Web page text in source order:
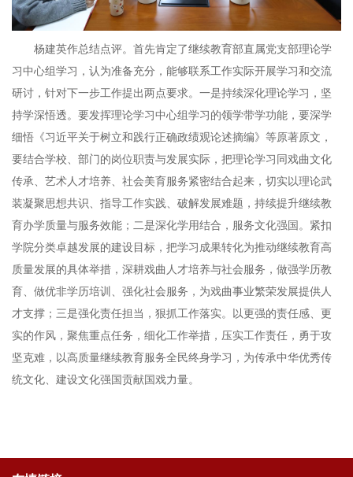
杨建英作总结点评。首先肯定了继续教育部直属党支部理论学
习中心组学习，认为准备充分，能够联系工作实际开展学习和交流
研讨，针对下一步工作提出两点要求。一是持续深化理论学习，坚
持学深悟透。要发挥理论学习中心组学习的领学带学功能，要深学
细悟《习近平关于树立和践行正确政绩观论述摘编》等原著原文，
要结合学校、部门的岗位职责与发展实际，把理论学习同戏曲文化
传承、艺术人才培养、社会美育服务紧密结合起来，切实以理论武
装凝聚思想共识、指导工作实践、破解发展难题，持续提升继续教
育办学质量与服务效能；二是深化学用结合，服务文化强国。紧扣
学院分类卓越发展的建设目标，把学习成果转化为推动继续教育高
质量发展的具体举措，深耕戏曲人才培养与社会服务，做强学历教
育、做优非学历培训、强化社会服务，为戏曲事业繁荣发展提供人
才支撑；三是强化责任担当，狠抓工作落实。以更强的责任感、更
实的作风，聚焦重点任务，细化工作举措，压实工作责任，勇于攻
坚克难，以高质量继续教育服务全民终身学习，为传承中华优秀传
统文化、建设文化强国贡献国戏力量。